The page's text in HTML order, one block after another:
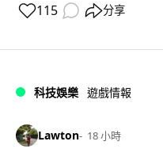
115 分享
科技娛樂 遊戲情報
Lawton 18 小時